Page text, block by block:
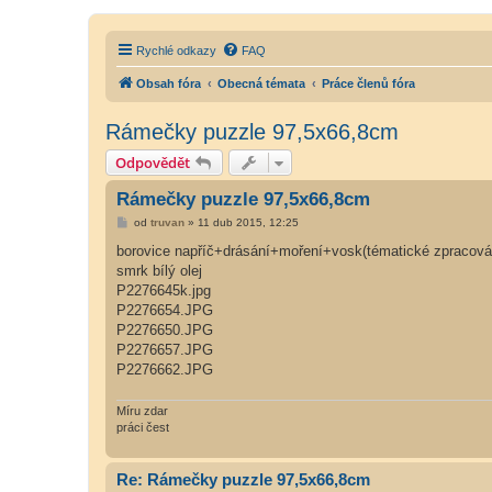
Rychlé odkazy FAQ
Obsah fóra Obecná témata Práce členů fóra
Rámečky puzzle 97,5x66,8cm
Odpovědět
Rámečky puzzle 97,5x66,8cm
P
í
p
ě
e
k
od truvan» 11 dub 2015, 12:25
borovice napříč+drásání+moření+vosk(tématické
smrk bílý olej
P2276645k.jpg
P2276654.JPG
P2276650.JPG
P2276657.JPG
P2276662.JPG
Míru zdar
práci čest
Re: Rámečky puzzle 97,5x66,8cm